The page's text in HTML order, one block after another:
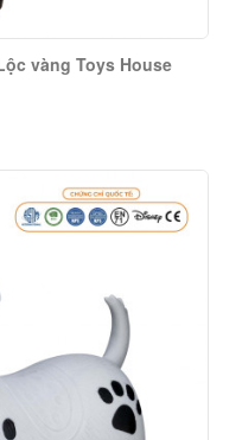
vàng Toys House